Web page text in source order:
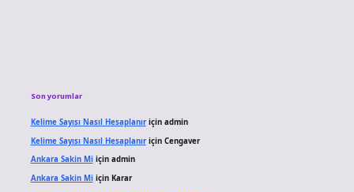
Son yorumlar
Kelime Sayısı Nasıl Hesaplanıriçin admin
Kelime Sayısı Nasıl Hesaplanıriçin Cengaver
Ankara Sakin Miiçin admin
Ankara Sakin Miiçin Karar